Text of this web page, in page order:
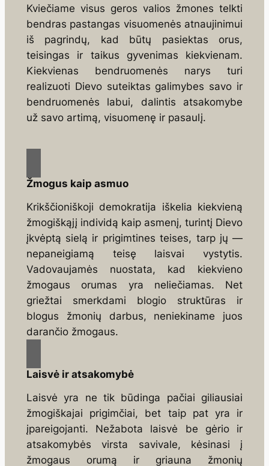
Kviečiame visus geros valios žmones telkti
bendras pastangas visuomenės atnaujinimui
iš pagrindų, kad būtų pasiektas orus,
teisingas ir taikus gyvenimas kiekvienam.
Kiekvienas bendruomenės narys turi
realizuoti Dievo suteiktas galimybes savo ir
bendruomenės labui, dalintis atsakomybe
už savo artimą, visuomenę ir pasaulį.
Žmogus kaip asmuo
Krikščioniškoji demokratija iškelia kiekvieną
žmogiškąjį individą kaip asmenį, turintį Die­vo
įkvėptą sielą ir prigimtines teises, tarp jų —
nepaneigiamą teisę laisvai vystytis.
Vadovaujamės nuostata, kad kiekvieno
žmogaus orumas yra neliečiamas. Net
griežtai smerkdami blogio struktū­ras ir
blogus žmonių darbus, neniekiname juos
darančio žmogaus.
Laisvė ir atsakomybė
Laisvė yra ne tik būdinga pačiai giliausiai
žmogiškajai prigimčiai, bet taip pat yra ir
įpareigojanti. Nežabota laisvė be gėrio ir
atsakomybės virsta savivale, kėsinasi į
žmogaus oru­mą ir griauna žmonių